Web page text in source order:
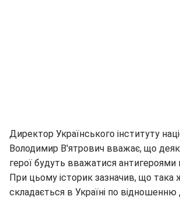
Директор Українського інституту
Володимир В'ятрович вважає, що деякі
герої будуть вважатися антигероями
При цьому історик зазначив, що така
складається в Україні по відношенню